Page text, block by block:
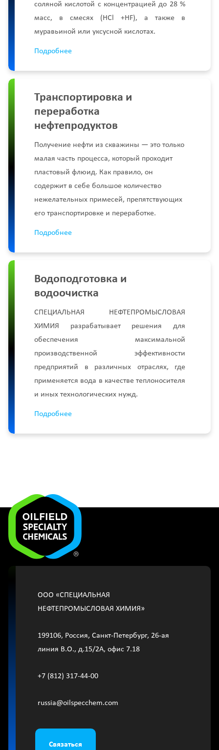
соляной кислотой с концентрацией до 28 %
масс, в смесях (HCl +HF), а также в
муравьиной или уксусной кислотах.
Подробнее
Транспортировка и
переработка
нефтепродуктов
Получение нефти из скважины — это только
малая часть процесса, который проходит
пластовый флюид. Как правило, он
содержит в себе большое количество
нежелательных примесей, препятствующих
его транспортировке и переработке.
Подробнее
Водоподготовка и
водоочистка
СПЕЦИАЛЬНАЯ НЕФТЕПРОМЫСЛОВАЯ
ХИМИЯ разрабатывает решения для
обеспечения максимальной
производственной эффективности
предприятий в различных отраслях, где
применяется вода в качестве теплоносителя
и иных технологических нужд.
Подробнее
OOО «СПЕЦИАЛЬНАЯ
НЕФТЕПРОМЫСЛОВАЯ ХИМИЯ»
199106, Россия, Санкт-Петербург, 26-ая
линия В.О., д.15/2A, офис 7.18
+7 (812) 317-44-00
russia@oilspecchem.com
Связаться